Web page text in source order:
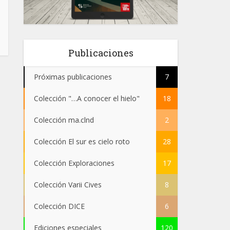
Publicaciones
Próximas publicaciones 7
Colección "…A conocer el hielo" 18
Colección ma.clnd 2
Colección El sur es cielo roto 28
Colección Exploraciones 17
Colección Varii Cives 8
Colección DICE 6
Ediciones especiales 120